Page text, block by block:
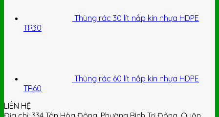
Thùng rác 30 lít nắp kín nhựa HDPE
TR30
Thùng rác 60 lít nắp kín nhựa HDPE
TR60
LIÊN HỆ